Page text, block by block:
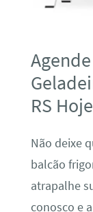
RS
Não deixe
balcão
atrapalhe
conosco e